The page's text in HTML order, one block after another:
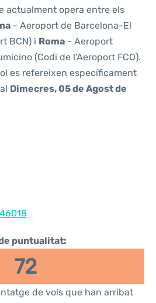
actualment opera entre els
- Aeroport de Barcelona-El
BCN) i Roma - Aeroport
(Codi de l'Aeroport FCO).
es refereixen específicament
Dimecres, 05 de Agost de
puntualitat:
72
de vols que han arribat